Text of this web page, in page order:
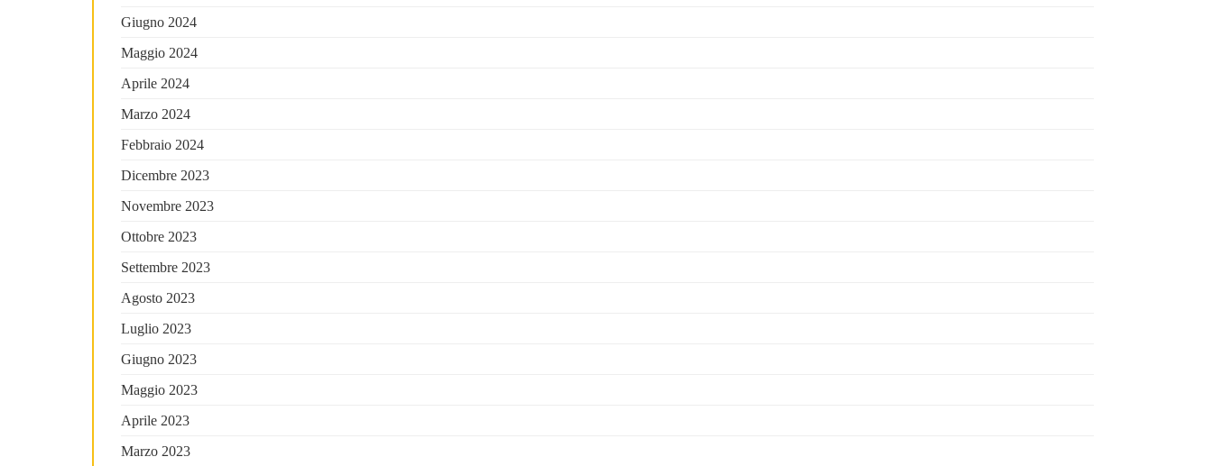
Giugno 2024
Maggio 2024
Aprile 2024
Marzo 2024
Febbraio 2024
Dicembre 2023
Novembre 2023
Ottobre 2023
Settembre 2023
Agosto 2023
Luglio 2023
Giugno 2023
Maggio 2023
Aprile 2023
Marzo 2023